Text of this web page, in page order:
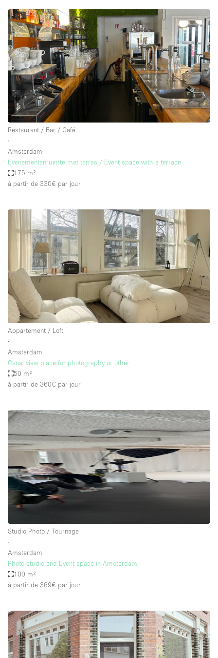
Restaurant / Bar / Café
∙
Amsterdam
Evenementenruimte met terras / Event space with a terrace
175 m²
à partir de 330€ par jour
Appartement / Loft
∙
Amsterdam
Canal view place for photography or other
50 m²
à partir de 360€ par jour
Studio Photo / Tournage
∙
Amsterdam
Photo studio and Event space in Amsterdam
100 m²
à partir de 369€ par jour